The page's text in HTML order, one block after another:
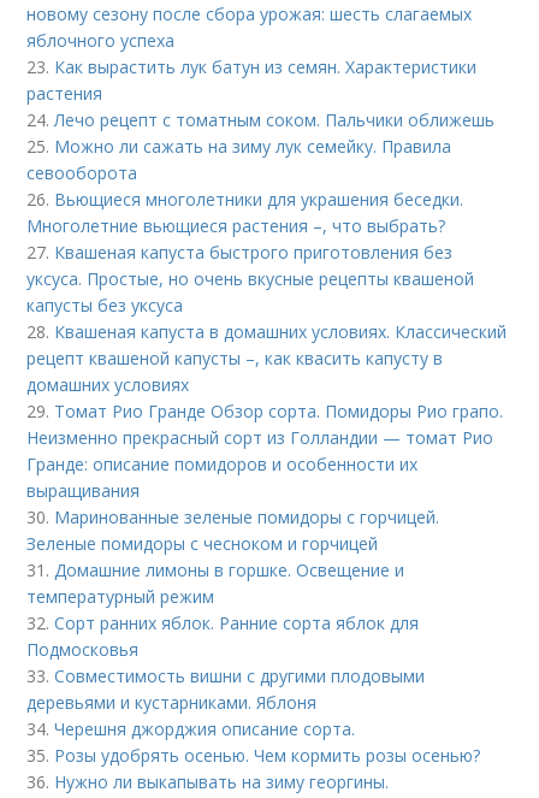
новому сезону после сбора урожая: шесть слагаемых
яблочного успеха
23. Как вырастить лук батун из семян. Характеристики
растения
24. Лечо рецепт с томатным соком. Пальчики оближешь
25. Можно ли сажать на зиму лук семейку. Правила
севооборота
26. Вьющиеся многолетники для украшения беседки.
Многолетние вьющиеся растения –, что выбрать?
27. Квашеная капуста быстрого приготовления без
уксуса. Простые, но очень вкусные рецепты квашеной
капусты без уксуса
28. Квашеная капуста в домашних условиях. Классический
рецепт квашеной капусты –, как квасить капусту в
домашних условиях
29. Томат Рио Гранде Обзор сорта. Помидоры Рио грапо.
Неизменно прекрасный сорт из Голландии — томат Рио
Гранде: описание помидоров и особенности их
выращивания
30. Маринованные зеленые помидоры с горчицей.
Зеленые помидоры с чесноком и горчицей
31. Домашние лимоны в горшке. Освещение и
температурный режим
32.Сорт ранних яблок. Ранние сорта яблок для
Подмосковья
33.Совместимость вишни с другими плодовыми
деревьями и кустарниками. Яблоня
34.Черешня джорджия описание сорта.
35. Розы удобрять осенью. Чем кормить розы осенью?
36. Нужно ли выкапывать на зиму георгины.